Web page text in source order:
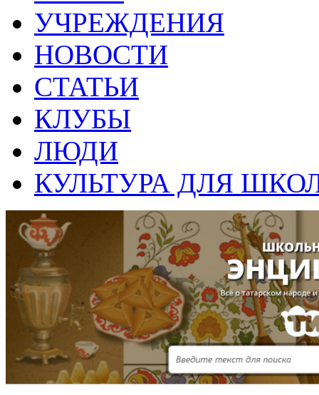
УЧРЕЖДЕНИЯ
НОВОСТИ
СТАТЬИ
КЛУБЫ
ЛЮДИ
КУЛЬТУРА ДЛЯ